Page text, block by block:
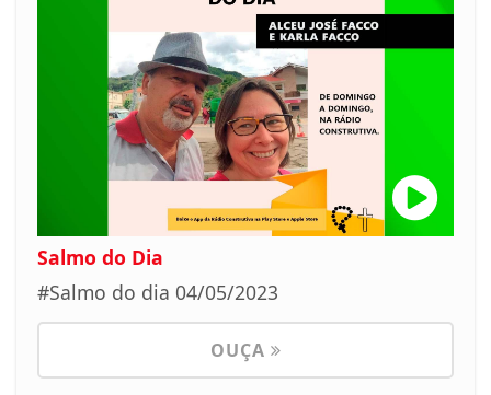
Salmo do Dia
#Salmo do dia 04/05/2023
OUÇA